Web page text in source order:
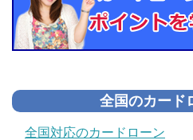
全国のカード
全国対応のカードローン